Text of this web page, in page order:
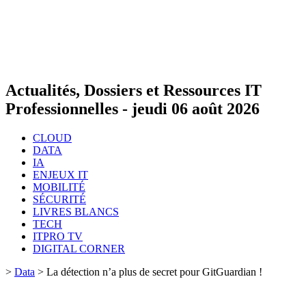
Actualités, Dossiers et Ressources IT
Professionnelles - jeudi 06 août 2026
CLOUD
DATA
IA
ENJEUX IT
MOBILITÉ
SÉCURITÉ
LIVRES BLANCS
TECH
ITPRO TV
DIGITAL CORNER
> Data > La détection n’a plus de secret pour GitGuardian !